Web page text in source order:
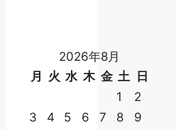
2026年8月
月
火 水 木 金 土
日
1
2
3
4 5 6 7 8
9